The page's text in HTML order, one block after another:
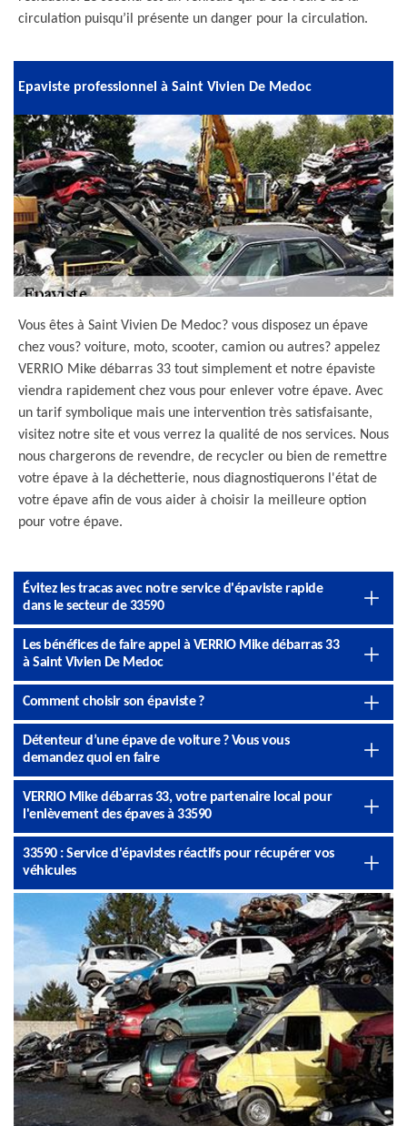
circulation puisqu’il présente un danger pour la circulation.
Epaviste professionnel à Saint Vivien De Medoc
Vous êtes à Saint Vivien De Medoc? vous disposez un épave
chez vous? voiture, moto, scooter, camion ou autres? appelez
VERRIO Mike débarras 33 tout simplement et notre épaviste
viendra rapidement chez vous pour enlever votre épave. Avec
un tarif symbolique mais une intervention très satisfaisante,
visitez notre site et vous verrez la qualité de nos services. Nous
nous chargerons de revendre, de recycler ou bien de remettre
votre épave à la déchetterie, nous diagnostiquerons l'état de
votre épave afin de vous aider à choisir la meilleure option
pour votre épave.
Évitez les tracas avec notre service d'épaviste rapide
dans le secteur de 33590
Les bénéfices de faire appel à VERRIO Mike débarras 33
à Saint Vivien De Medoc
Comment choisir son épaviste ?
Détenteur d’une épave de voiture ? Vous vous
demandez quoi en faire
VERRIO Mike débarras 33, votre partenaire local pour
l'enlèvement des épaves à 33590
33590 : Service d'épavistes réactifs pour récupérer vos
véhicules